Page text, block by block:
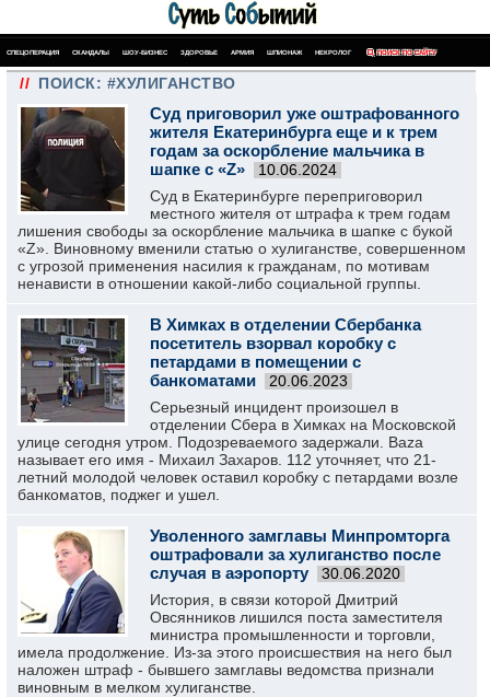
СПЕЦОПЕРАЦИЯ СКАНДАЛЫ ШОУ-БИЗНЕС ЗДОРОВЬЕ АРМИЯ ШПИОНАЖ НЕКРОЛОГ ПОИСК ПО САЙТУ
// ПОИСК: #ХУЛИГАНСТВО
Суд приговорил уже оштрафованного
жителя Екатеринбурга еще и к трем
годам за оскорбление мальчика в
шапке с «Z»
10.06.2024
Суд в Екатеринбурге переприговорил
местного жителя от штрафа к трем годам
лишения свободы за оскорбление мальчика в шапке с букой
«Z». Виновному вменили статью о хулиганстве, совершенном
с угрозой применения насилия к гражданам, по мотивам
ненависти в отношении какой-либо социальной группы.
В Химках в отделении Сбербанка
посетитель взорвал коробку с
петардами в помещении с
банкоматами
20.06.2023
Серьезный инцидент произошел в
отделении Сбера в Химках на Московской
улице сегодня утром. Подозреваемого задержали. Baza
называет его имя - Михаил Захаров. 112 уточняет, что 21-
летний молодой человек оставил коробку с петардами возле
банкоматов, поджег и ушел.
Уволенного замглавы Минпромторга
оштрафовали за хулиганство после
случая в аэропорту
30.06.2020
История, в связи которой Дмитрий
Овсянников лишился поста заместителя
министра промышленности и торговли,
имела продолжение. Из-за этого происшествия на него был
наложен штраф - бывшего замглавы ведомства признали
виновным в мелком хулиганстве.